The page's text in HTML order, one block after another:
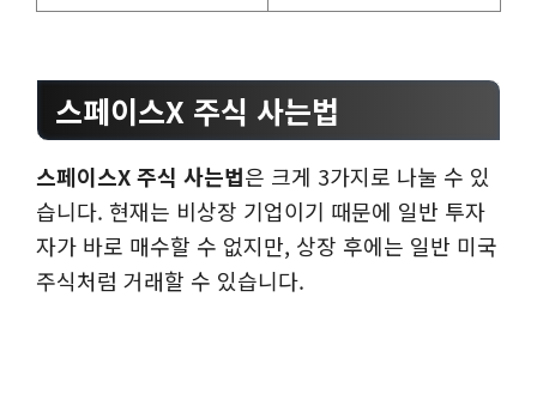
스페이스X 주식 사는법
스페이스X 주식 사는법은 크게 3가지로 나눌 수 있
습니다. 현재는 비상장 기업이기 때문에 일반 투자
자가 바로 매수할 수 없지만, 상장 후에는 일반 미국
주식처럼 거래할 수 있습니다.